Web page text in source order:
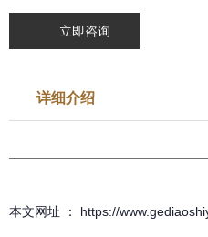
立即咨询
详细介绍
本文网址 ： https://